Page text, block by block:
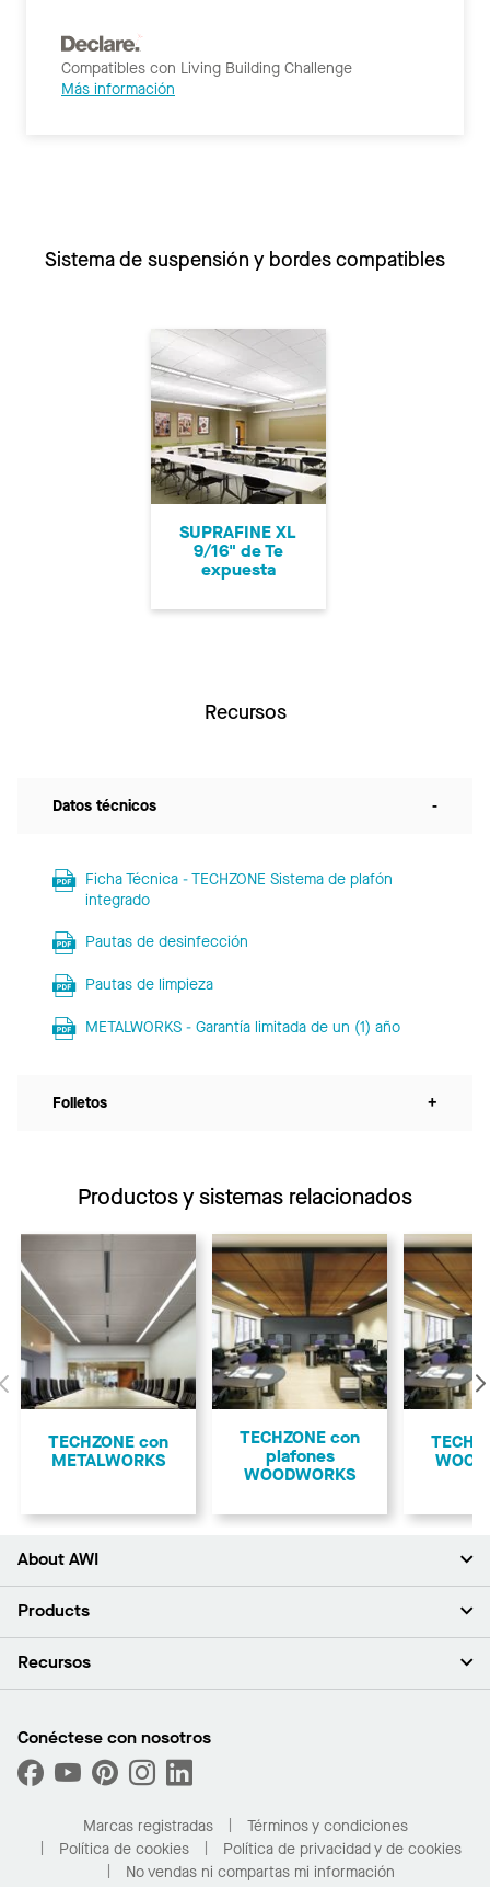
Compatibles con Living Building Challenge
Más información
Sistema de suspensión y bordes compatibles
SUPRAFINE XL
9/16" de Te
expuesta
Recursos
Datos técnicos -
Ficha Técnica - TECHZONE Sistema de plafón
integrado
Pautas de desinfección
Pautas de limpieza
METALWORKS - Garantía limitada de un (1) año
Folletos +
Productos y sistemas relacionados
Anterior
TECHZONE con
METALWORKS
TECHZONE con
plafones
WOODWORKS
About AWI
Acerca de nosotros
Sala de prensa
Sustentabilidad
¿Cuáles son mis opciones de compra?
Products
Plafones
Capacidades personalizadas
Desempeño
Recursos
Buscar un distribuidor
Solicitar muestras
Compre en línea con Kanopi
Para el hogar
Conéctese con nosotros
Marcas registradas
Términos y condiciones
Política de cookies
Política de privacidad y de cookies
No vendas ni compartas mi información